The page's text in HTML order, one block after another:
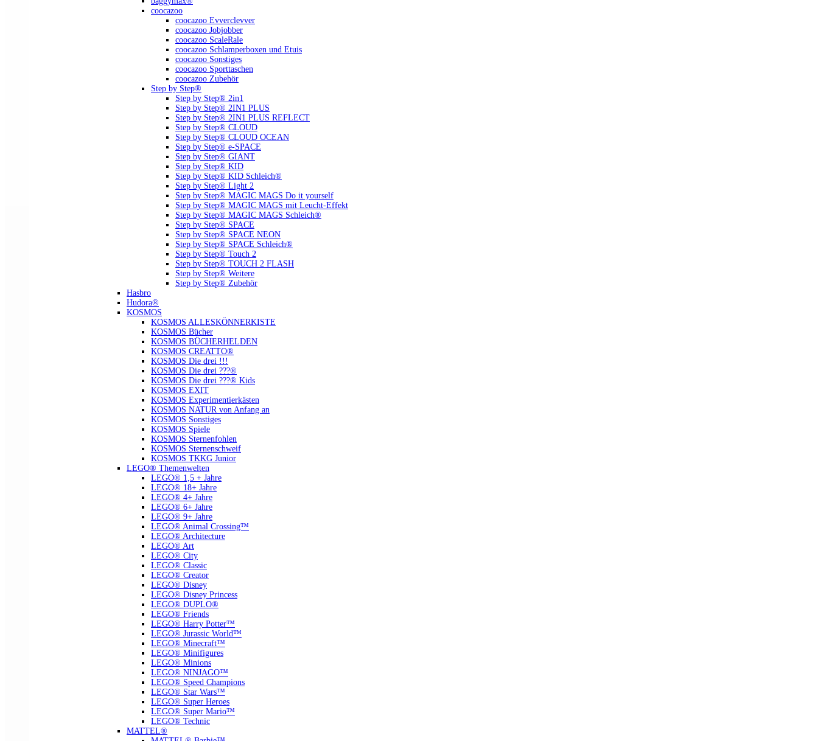
coocazoo
coocazoo Evverclevver
coocazoo Jobjobber
coocazoo ScaleRale
coocazoo Schlamperboxen und Etuis
coocazoo Sonstiges
coocazoo Sporttaschen
coocazoo Zubehör
Step by Step®
Step by Step® 2in1
Step by Step® 2IN1 PLUS
Step by Step® 2IN1 PLUS REFLECT
Step by Step® CLOUD
Step by Step® CLOUD OCEAN
Step by Step® e-SPACE
Step by Step® GIANT
Step by Step® KID
Step by Step® KID Schleich®
Step by Step® Light 2
Step by Step® MAGIC MAGS Do it yourself
Step by Step® MAGIC MAGS mit Leucht-Effekt
Step by Step® MAGIC MAGS Schleich®
Step by Step® SPACE
Step by Step® SPACE NEON
Step by Step® SPACE Schleich®
Step by Step® Touch 2
Step by Step® TOUCH 2 FLASH
Step by Step® Weitere
Step by Step® Zubehör
Hasbro
Hudora®
KOSMOS
KOSMOS ALLESKÖNNERKISTE
KOSMOS Bücher
KOSMOS BÜCHERHELDEN
KOSMOS CREATTO®
KOSMOS Die drei !!!
KOSMOS Die drei ???®
KOSMOS Die drei ???® Kids
KOSMOS EXIT
KOSMOS Experimentierkästen
KOSMOS NATUR von Anfang an
KOSMOS Sonstiges
KOSMOS Spiele
KOSMOS Sternenfohlen
KOSMOS Sternenschweif
KOSMOS TKKG Junior
LEGO® Themenwelten
LEGO® 1,5 + Jahre
LEGO® 18+ Jahre
LEGO® 4+ Jahre
LEGO® 6+ Jahre
LEGO® 9+ Jahre
LEGO® Animal Crossing™
LEGO® Architecture
LEGO® Art
LEGO® City
LEGO® Classic
LEGO® Creator
LEGO® Disney
LEGO® Disney Princess
LEGO® DUPLO®
LEGO® Friends
LEGO® Harry Potter™
LEGO® Jurassic World™
LEGO® Minecraft™
LEGO® Minifigures
LEGO® Minions
LEGO® NINJAGO™
LEGO® Speed Champions
LEGO® Star Wars™
LEGO® Super Heroes
LEGO® Super Mario™
LEGO® Technic
MATTEL®